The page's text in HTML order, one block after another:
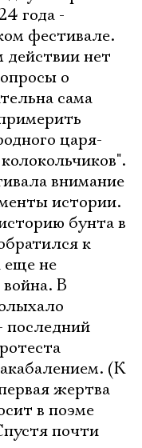
года -
фестивале.
нет
о
сама
царя-
внимание
истории.
бунта в
к
еще не
В
последний
(К
жертва
в поэме
почти